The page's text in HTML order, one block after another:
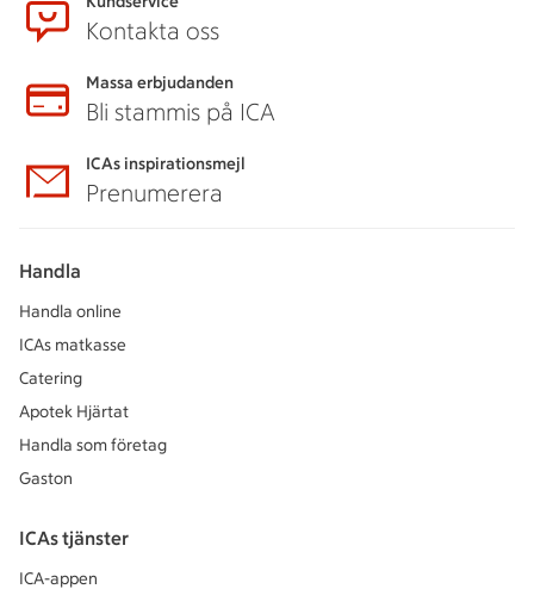
Kontakta oss
Massa erbjudanden
Bli stammis på ICA
ICAs inspirationsmejl
Prenumerera
Handla
Handla online
ICAs matkasse
Catering
Apotek Hjärtat
Handla som företag
Gaston
ICAs tjänster
ICA-appen